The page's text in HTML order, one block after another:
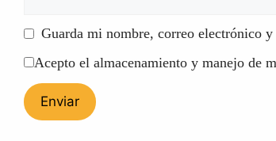
Guarda mi nombre, correo electrónico
Acepto el almacenamiento y manejo de